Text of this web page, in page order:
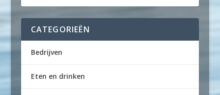
CATEGORIEËN
Bedrijven
Eten en drinken